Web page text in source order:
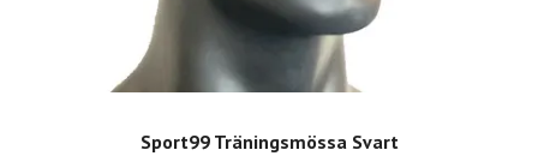
Sport99 Träningsmössa Svart